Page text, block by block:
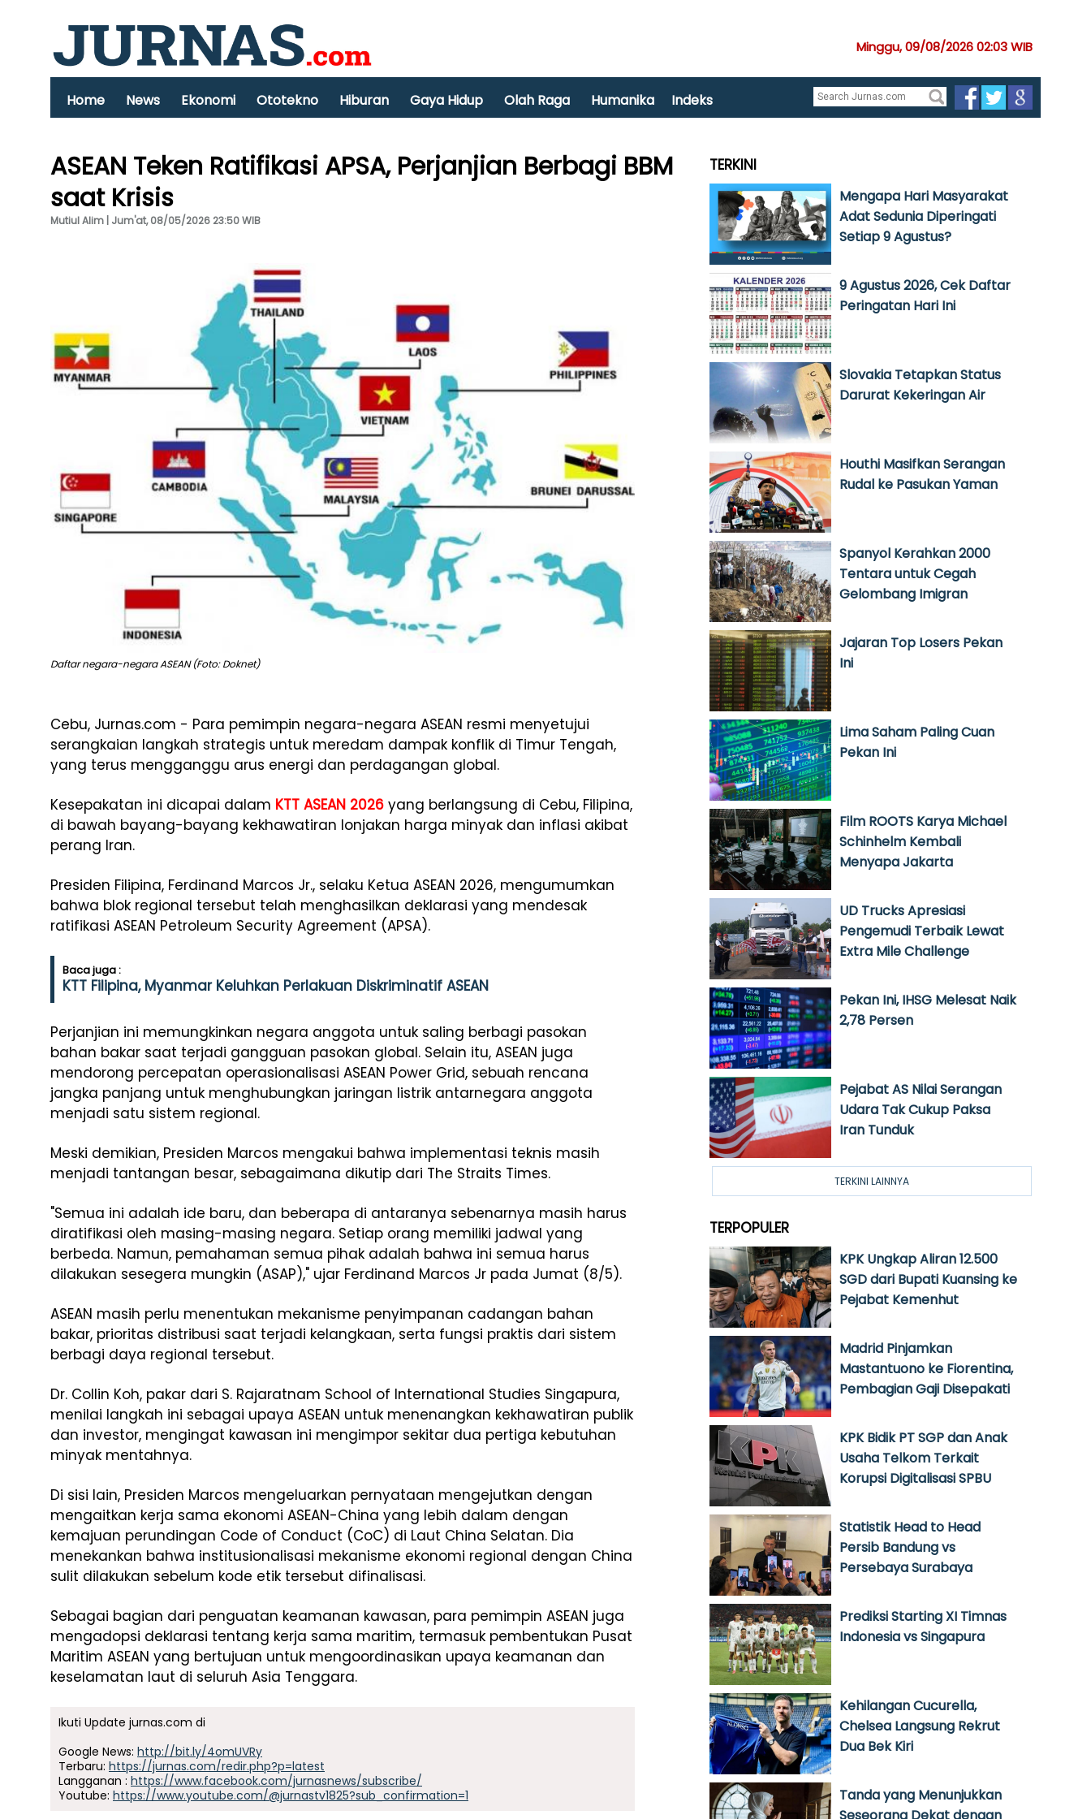
Minggu, 09/08/2026 02:03 WIB
Home News Ekonomi Ototekno Hiburan Gaya Hidup Olah Raga Humanika Indeks
ASEAN Teken Ratifikasi APSA, Perjanjian Berbagi BBM
saat Krisis
Mutiul Alim | Jum'at, 08/05/2026 23:50 WIB
Daftar negara-negara ASEAN (Foto: Doknet)
Cebu, Jurnas.com - Para pemimpin negara-negara ASEAN resmi menyetujui
serangkaian langkah strategis untuk meredam dampak konflik di Timur Tengah,
yang terus mengganggu arus energi dan perdagangan global.
Kesepakatan ini dicapai dalam KTT ASEAN 2026 yang berlangsung di Cebu, Filipina,
di bawah bayang-bayang kekhawatiran lonjakan harga minyak dan inflasi akibat
perang Iran.
Presiden Filipina, Ferdinand Marcos Jr., selaku Ketua ASEAN 2026, mengumumkan
bahwa blok regional tersebut telah menghasilkan deklarasi yang mendesak
ratifikasi ASEAN Petroleum Security Agreement (APSA).
Baca juga :
KTT Filipina, Myanmar Keluhkan Perlakuan Diskriminatif ASEAN
Perjanjian ini memungkinkan negara anggota untuk saling berbagi pasokan
bahan bakar saat terjadi gangguan pasokan global. Selain itu, ASEAN juga
mendorong percepatan operasionalisasi ASEAN Power Grid, sebuah rencana
jangka panjang untuk menghubungkan jaringan listrik antarnegara anggota
menjadi satu sistem regional.
Meski demikian, Presiden Marcos mengakui bahwa implementasi teknis masih
menjadi tantangan besar, sebagaimana dikutip dari The Straits Times.
"Semua ini adalah ide baru, dan beberapa di antaranya sebenarnya masih harus
diratifikasi oleh masing-masing negara. Setiap orang memiliki jadwal yang
berbeda. Namun, pemahaman semua pihak adalah bahwa ini semua harus
dilakukan sesegera mungkin (ASAP)," ujar Ferdinand Marcos Jr pada Jumat (8/5).
ASEAN masih perlu menentukan mekanisme penyimpanan cadangan bahan
bakar, prioritas distribusi saat terjadi kelangkaan, serta fungsi praktis dari sistem
berbagi daya regional tersebut.
Dr. Collin Koh, pakar dari S. Rajaratnam School of International Studies Singapura,
menilai langkah ini sebagai upaya ASEAN untuk menenangkan kekhawatiran publik
dan investor, mengingat kawasan ini mengimpor sekitar dua pertiga kebutuhan
minyak mentahnya.
Di sisi lain, Presiden Marcos mengeluarkan pernyataan mengejutkan dengan
mengaitkan kerja sama ekonomi ASEAN-China yang lebih dalam dengan
kemajuan perundingan Code of Conduct (CoC) di Laut China Selatan. Dia
menekankan bahwa institusionalisasi mekanisme ekonomi regional dengan China
sulit dilakukan sebelum kode etik tersebut difinalisasi.
Sebagai bagian dari penguatan keamanan kawasan, para pemimpin ASEAN juga
mengadopsi deklarasi tentang kerja sama maritim, termasuk pembentukan Pusat
Maritim ASEAN yang bertujuan untuk mengoordinasikan upaya keamanan dan
keselamatan laut di seluruh Asia Tenggara.
Ikuti Update jurnas.com di
Google News: http://bit.ly/4omUVRy
Terbaru: https://jurnas.com/redir.php?p=latest
Langganan : https://www.facebook.com/jurnasnews/subscribe/
Youtube: https://www.youtube.com/@jurnastv1825?sub_confirmation=1
TERKINI
Mengapa Hari Masyarakat
Adat Sedunia Diperingati
Setiap 9 Agustus?
9 Agustus 2026, Cek Daftar
Peringatan Hari Ini
Slovakia Tetapkan Status
Darurat Kekeringan Air
Houthi Masifkan Serangan
Rudal ke Pasukan Yaman
Spanyol Kerahkan 2000
Tentara untuk Cegah
Gelombang Imigran
Jajaran Top Losers Pekan
Ini
Lima Saham Paling Cuan
Pekan Ini
Film ROOTS Karya Michael
Schinhelm Kembali
Menyapa Jakarta
UD Trucks Apresiasi
Pengemudi Terbaik Lewat
Extra Mile Challenge
Pekan Ini, IHSG Melesat Naik
2,78 Persen
Pejabat AS Nilai Serangan
Udara Tak Cukup Paksa
Iran Tunduk
TERKINI LAINNYA
TERPOPULER
KPK Ungkap Aliran 12.500
SGD dari Bupati Kuansing ke
Pejabat Kemenhut
Madrid Pinjamkan
Mastantuono ke Fiorentina,
Pembagian Gaji Disepakati
KPK Bidik PT SGP dan Anak
Usaha Telkom Terkait
Korupsi Digitalisasi SPBU
Statistik Head to Head
Persib Bandung vs
Persebaya Surabaya
Prediksi Starting XI Timnas
Indonesia vs Singapura
Kehilangan Cucurella,
Chelsea Langsung Rekrut
Dua Bek Kiri
Tanda yang Menunjukkan